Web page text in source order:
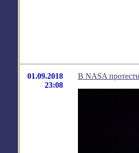
01.09.2018
23:08
В NASA